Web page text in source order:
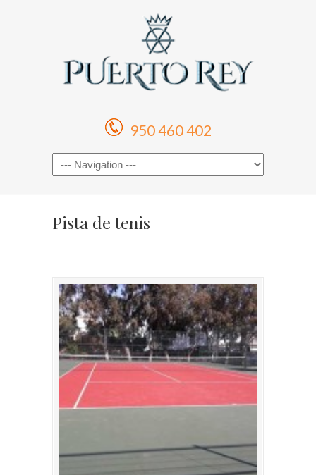
950 460 402
Pista de tenis